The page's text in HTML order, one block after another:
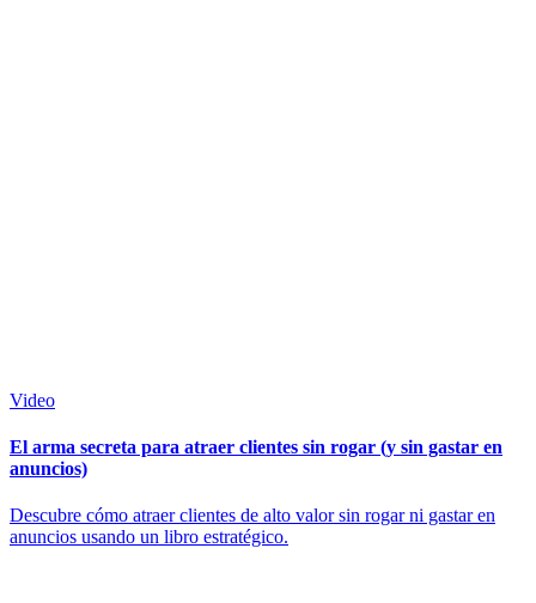
Video
El arma secreta para atraer clientes sin rogar (y sin gastar en
anuncios)
Descubre cómo atraer clientes de alto valor sin rogar ni gastar en
anuncios usando un libro estratégico.